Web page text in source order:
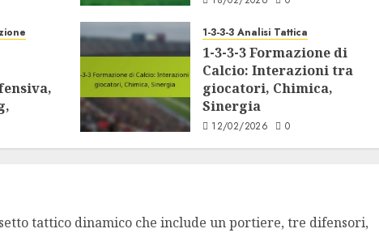
1-3-3-3 Analisi Tattica
1-3-3-3 Formazione di
Calcio: Interazioni tra
giocatori, Chimica,
Sinergia
12/02/2026 0
tattico dinamico che include un portiere, tre difensori,